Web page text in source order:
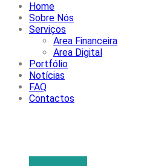
Home
Sobre Nós
Serviços
Area Financeira
Area Digital
Portfólio
Notícias
FAQ
Contactos